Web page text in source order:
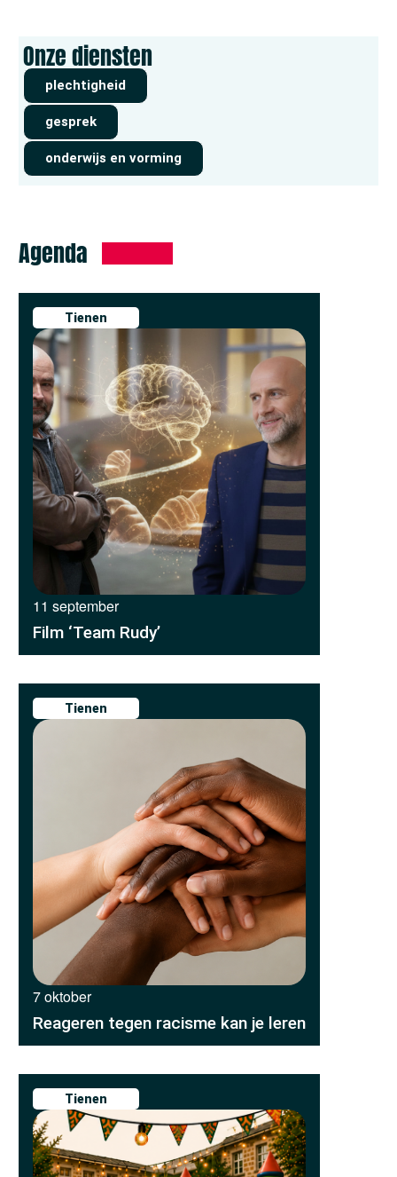
Onze diensten
plechtigheid
gesprek
onderwijs en vorming
Agenda
Tienen
11 september
Film ‘Team Rudy’
Tienen
7 oktober
Reageren tegen racisme kan je leren
Tienen